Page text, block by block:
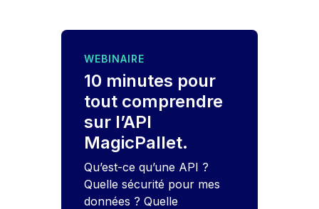
WEBINAIRE
10 minutes pour
tout comprendre
sur l’API
MagicPallet.
Qu’est-ce qu’une API ?
Quelle sécurité pour mes
données ? Quelle